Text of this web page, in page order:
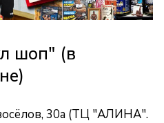
шоп" (в
30а (ТЦ "АЛИНА".